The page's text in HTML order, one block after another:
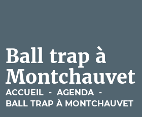
Ball trap à
Montchauvet
ACCUEIL - AGENDA -
BALL TRAP À MONTCHAUVET